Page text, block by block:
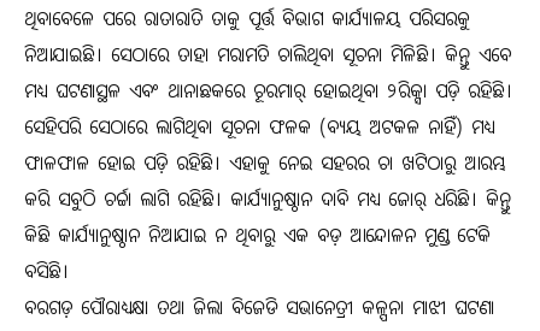
ଥିବାବେଳେ ପରେ ରାତାରାତି ତାକୁ ପୂର୍ତ୍ତ ବିଭାଗ କାର୍ଯ୍ୟାଳୟ ପରିସରକୁ
ନିଆଯାଇଛି। ସେଠାରେ ତାହା ମରାମତି ଚାଲିଥିବା ସୂଚନା ମିଳିଛି। କିନ୍ତୁ ଏବେ
ମଧ୍ୟ ଘଟଣାସ୍ଥଳ ଏବଂ ଥାନାଛକରେ ଚୂରମାର୍‌ ହୋଇଥିବା ୨ରିକ୍ସା ପଡ଼ି ରହିଛି।
ସେହିପରି ସେଠାରେ ଲାଗିଥିବା ସୂଚନା ଫଳକ (ବ୍ୟୟ ଅଟକଳ ନାହିଁ) ମଧ୍ୟ
ଫାଳଫାଳ ହୋଇ ପଡ଼ି ରହିଛି। ଏହାକୁ ନେଇ ସହରର ଚା ଖଟିଠାରୁ ଆରମ୍ଭ
କରି ସବୁଠି ଚର୍ଚ୍ଚା ଲାଗି ରହିଛି। କାର୍ଯ୍ୟାନୁଷ୍ଠାନ ଦାବି ମଧ୍ୟ ଜୋର୍‌ ଧରିଛି। କିନ୍ତୁ
କିଛି କାର୍ଯ୍ୟାନୁଷ୍ଠାନ ନିଆଯାଇ ନ ଥିବାରୁ ଏକ ବଡ଼ ଆନ୍ଦୋଳନ ମୁଣ୍ଡ ଟେକି
ବସିଛି।
ବରଗଡ଼ ପୌରାଧ୍ୟକ୍ଷା ତଥା ଜିଲା ବିଜେଡି ସଭାନେତ୍ରୀ କଳ୍ପନା ମାଝୀ ଘଟଣା